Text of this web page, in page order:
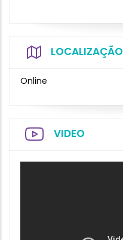
LOCALIZAÇÃO
Online
VIDEO